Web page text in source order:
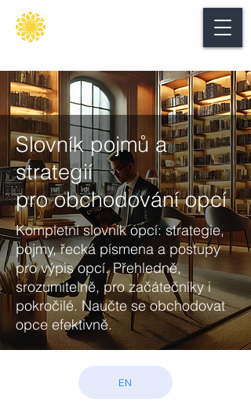
Slovník pojmů a
strategií
pro obchodování opcí
Kompletní slovník opcí: strategie,
pojmy, řecká písmena a postupy
pro výpis opcí. Přehledně,
srozumitelně, pro začátečníky i
pokročilé. Naučte se obchodovat
opce efektivně.
EN